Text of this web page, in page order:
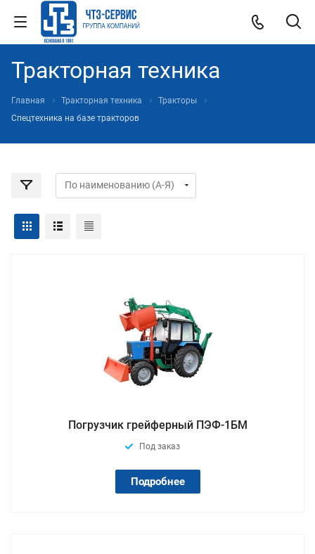
Тракторная техника
Главная Тракторная техника
Тракторы
Спецтехника на базе тракторов
Погрузчик грейферный ПЭФ-1БМ
Под заказ
Подробнее